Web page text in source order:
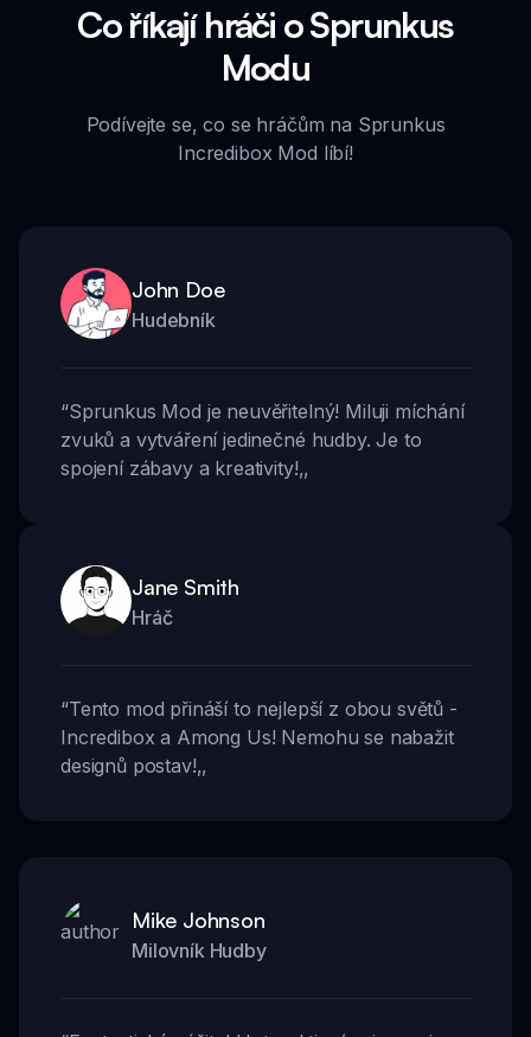
Co říkají hráči o Sprunkus
Modu
Podívejte se, co se hráčům na Sprunkus
Incredibox Mod líbí!
John Doe
Hudebník
“Sprunkus Mod je neuvěřitelný! Miluji míchání
zvuků a vytváření jedinečné hudby. Je to
spojení zábavy a kreativity!,,
Jane Smith
Hráč
“Tento mod přináší to nejlepší z obou světů -
Incredibox a Among Us! Nemohu se nabažit
designů postav!,,
Mike Johnson
Milovník Hudby